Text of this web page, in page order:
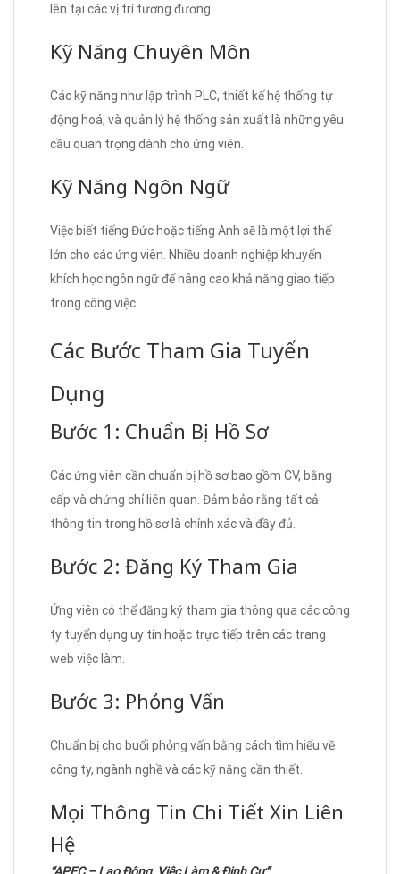
lên tại các vị trí tương đương.
Kỹ Năng Chuyên Môn
Các kỹ năng như lập trình PLC, thiết kế hệ thống tự
động hoá, và quản lý hệ thống sản xuất là những yêu
cầu quan trọng dành cho ứng viên.
Kỹ Năng Ngôn Ngữ
Việc biết tiếng Đức hoặc tiếng Anh sẽ là một lợi thế
lớn cho các ứng viên. Nhiều doanh nghiệp khuyến
khích học ngôn ngữ để nâng cao khả năng giao tiếp
trong công việc.
Các Bước Tham Gia Tuyển
Dụng
Bước 1: Chuẩn Bị Hồ Sơ
Các ứng viên cần chuẩn bị hồ sơ bao gồm CV, bằng
cấp và chứng chỉ liên quan. Đảm bảo rằng tất cả
thông tin trong hồ sơ là chính xác và đầy đủ.
Bước 2: Đăng Ký Tham Gia
Ứng viên có thể đăng ký tham gia thông qua các công
ty tuyển dụng uy tín hoặc trực tiếp trên các trang
web việc làm.
Bước 3: Phỏng Vấn
Chuẩn bị cho buổi phỏng vấn bằng cách tìm hiểu về
công ty, ngành nghề và các kỹ năng cần thiết.
Mọi Thông Tin Chi Tiết Xin Liên
Hệ